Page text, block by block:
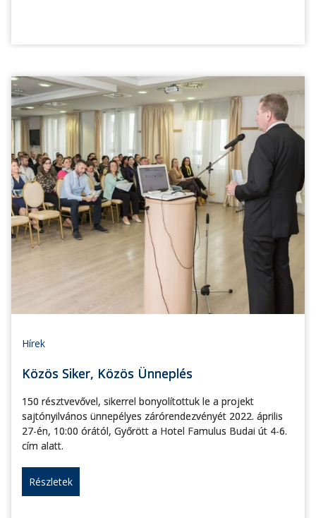
Hírek
Közös Siker, Közös Ünneplés
150 résztvevővel, sikerrel bonyolítottuk le a projekt
sajtónyilvános ünnepélyes zárórendezvényét 2022. április
27-én, 10:00 órától, Győrött a Hotel Famulus Budai út 4-6.
cím alatt.
Részletek